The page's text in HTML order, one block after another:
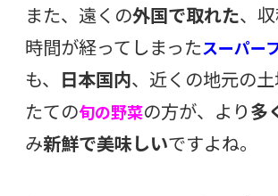
また、遠くの外国で取れた、
時間が経ってしまったスーパー
も、 日本国内、近くの地元の
たての旬の野菜の方が、より 多
み新鮮で美味しいですよね。